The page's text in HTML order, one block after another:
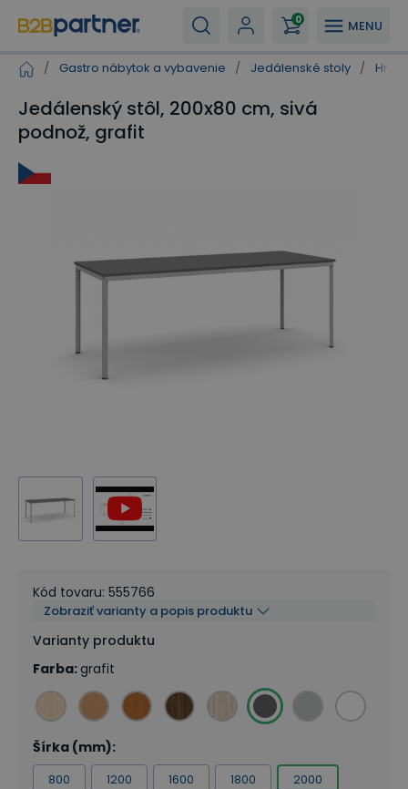
MENU
0
/ Gastro nábytok a vybavenie / Jedálenské stoly /
Jedálenský stôl, 200x80 cm, sivá
podnož, grafit
Kód tovaru: 555766
Zobraziť varianty a popis produktu
Varianty produktu
Farba: grafit
Šírka (mm):
800 1200 1600 1800 2000